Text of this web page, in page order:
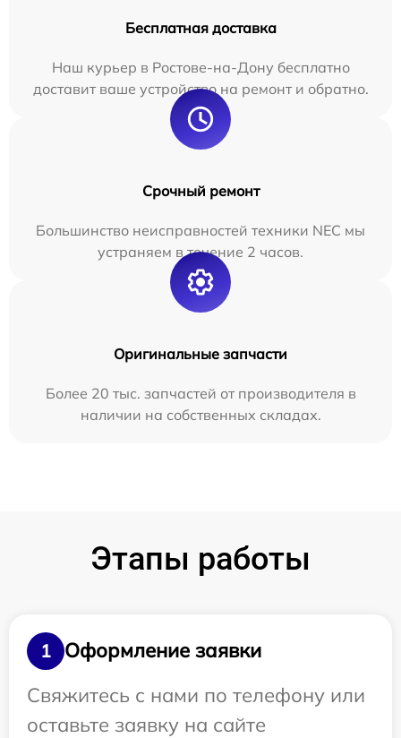
Бесплатная доставка
Наш курьер в Ростове-на-Дону бесплатно
доставит ваше устройство на ремонт и обратно.
Срочный ремонт
Большинство неисправностей техники NEC мы
устраняем в течение 2 часов.
Оригинальные запчасти
Более 20 тыс. запчастей от производителя в
наличии на собственных складах.
Этапы работы
1
Оформление заявки
Свяжитесь с нами по телефону или
оставьте заявку на сайте